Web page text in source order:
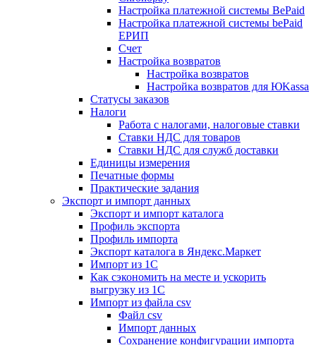
Настройка платежной системы BePaid
Настройка платежной системы bePaid
ЕРИП
Счет
Настройка возвратов
Настройка возвратов
Настройка возвратов для ЮKassa
Статусы заказов
Налоги
Работа с налогами, налоговые ставки
Ставки НДС для товаров
Ставки НДС для служб доставки
Единицы измерения
Печатные формы
Практические задания
Экспорт и импорт данных
Экспорт и импорт каталога
Профиль экспорта
Профиль импорта
Экспорт каталога в Яндекс.Маркет
Импорт из 1С
Как сэкономить на месте и ускорить
выгрузку из 1С
Импорт из файла csv
Файл csv
Импорт данных
Сохранение конфигурации импорта